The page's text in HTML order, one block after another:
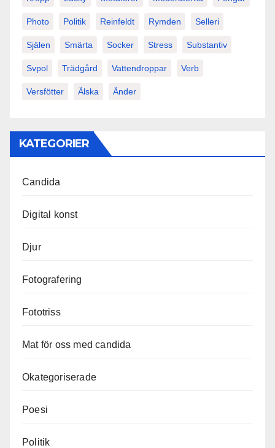
Photo Politik Reinfeldt Rymden Selleri
Själen Smärta Socker Stress Substantiv
Svpol Trädgård Vattendroppar Verb
Versfötter Älska Änder
KATEGORIER
Candida
Digital konst
Djur
Fotografering
Fototriss
Mat för oss med candida
Okategoriserade
Poesi
Politik